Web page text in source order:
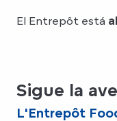
El Entrepôt está
Sigue la
L'Entrepôt